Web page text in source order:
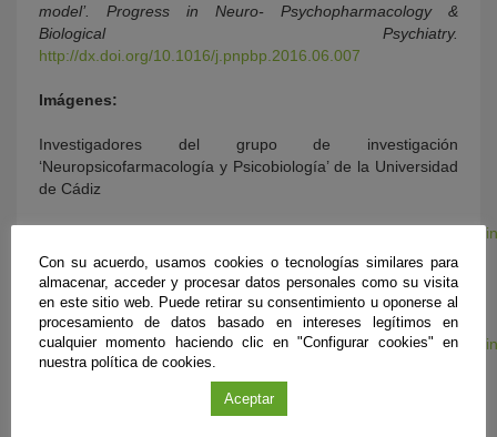
model’. Progress in Neuro- Psychopharmacology &
Biological Psychiatry.
http://dx.doi.org/10.1016/j.pnpbp.2016.06.007
Imágenes:
Investigadores del grupo de investigación
‘Neuropsicofarmacología y Psicobiología’ de la Universidad
de Cádiz
https://www.flickr.com/photos/fundaciondescubre/32221324551/
public/
Neuronas de Locus Coeruleus.
https://www.flickr.com/photos/fundaciondescubre/31498977714/
public/
Con su acuerdo, usamos cookies o tecnologías similares para
almacenar, acceder y procesar datos personales como su visita
en este sitio web. Puede retirar su consentimiento u oponerse al
procesamiento de datos basado en intereses legítimos en
cualquier momento haciendo clic en "Configurar cookies" en
nuestra política de cookies.
Aceptar